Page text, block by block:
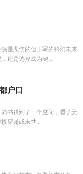
是悲伤的但丁写的科幻未来
还是选择成为契...
户口
书得到了一个空间，看了无
穿越或末世...